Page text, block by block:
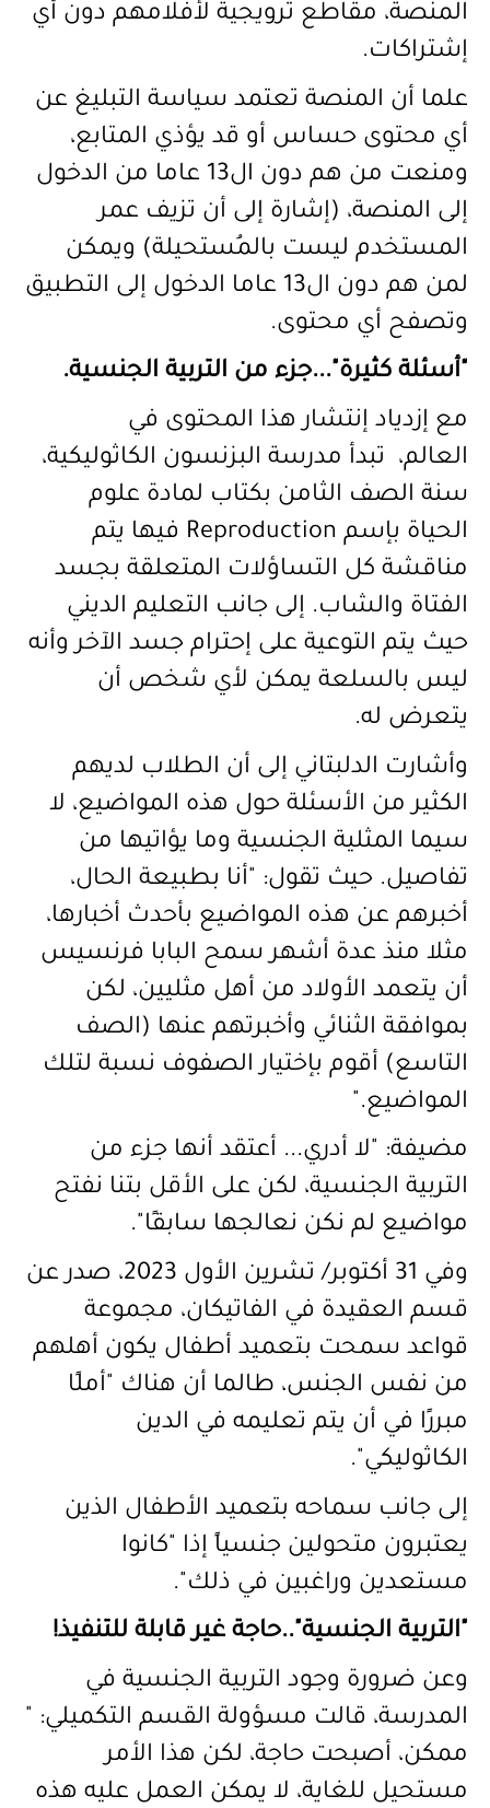
المنصة، مقاطع ترويجية لأفلامهم دون أي
إشتراكات.
علما أن المنصة تعتمد سياسة التبليغ عن
أي محتوى حساس أو قد يؤذي المتابع،
ومنعت من هم دون ال13 عاما من الدخول
إلى المنصة، (إشارة إلى أن تزيف عمر
المستخدم ليست بالمُستحيلة) ويمكن
لمن هم دون ال13 عاما الدخول إلى التطبيق
وتصفح أي محتوى.
"أسئلة كثيرة"...جزء من التربية الجنسية.
مع إزدياد إنتشار هذا المحتوى في
العالم، تبدأ مدرسة البزنسون الكاثوليكية،
سنة الصف الثامن بكتاب لمادة علوم
الحياة بإسم Reproduction فيها يتم
مناقشة كل التساؤلات المتعلقة بجسد
الفتاة والشاب. إلى جانب التعليم الديني
حيث يتم التوعية على إحترام جسد الآخر وأنه
ليس بالسلعة يمكن لأي شخص أن
يتعرض له.
وأشارت الدلبتاني إلى أن الطلاب لديهم
الكثير من الأسئلة حول هذه المواضيع، لا
سيما المثلية الجنسية وما يؤاتيها من
تفاصيل. حيث تقول: "أنا بطبيعة الحال،
أخبرهم عن هذه المواضيع بأحدث أخبارها،
مثلا منذ عدة أشهر سمح البابا فرنسيس
أن يتعمد الأولاد من أهل مثليين، لكن
بموافقة الثنائي وأخبرتهم عنها (الصف
التاسع) أقوم بإختيار الصفوف نسبة لتلك
المواضيع."
مضيفة: "لا أدري... أعتقد أنها جزء من
التربية الجنسية، لكن على الأقل بتنا نفتح
مواضيع لم نكن نعالجها سابقًا".
وفي 31 أكتوبر
/
تشرين الأول 2023، صدر عن
قسم العقيدة في الفاتيكان، مجموعة
قواعد سمحت بتعميد أطفال يكون أهلهم
من نفس الجنس، طالما أن هناك "أملًا
مبررًا في أن يتم تعليمه في الدين
الكاثوليكي".
إلى جانب سماحه بتعميد الأطفال الذين
يعتبرون متحولين جنسياً إذا "كانوا
مستعدين وراغبين في ذلك".
"التربية الجنسية"..حاجة غير قابلة للتنفيذ!
وعن ضرورة وجود التربية الجنسية في
المدرسة، قالت مسؤولة القسم التكميلي: "
ممكن، أصبحت حاجة، لكن هذا الأمر
مستحيل للغاية، لا يمكن العمل عليه هذه